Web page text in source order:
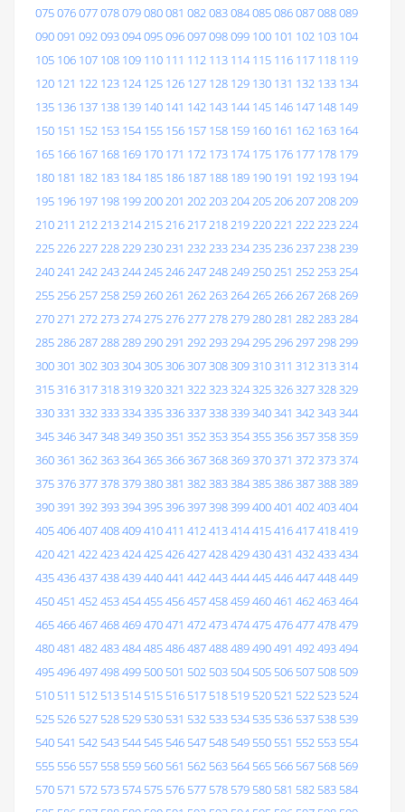
075076077078079080081 082083084085086087088089
090091 092093094095096097098099 100 101 102 103 104
105 106 107 108 109 110 111 112 113 114 115 116 117 118 119
120 121 122 123 124 125 126 127 128 129 130 131 132 133 134
135 136 137 138 139 140 141 142 143 144 145 146 147 148 149
150 151 152 153 154 155 156 157 158 159 160 161 162 163 164
165 166 167 168 169 170 171 172 173 174 175 176 177 178 179
180 181 182 183 184 185 186 187 188 189 190 191 192 193 194
195 196 197 198 199200201 202203204205206207208209
210211 212213214215216217218219220221 222223224
225226227228229230231 232233234235236237238239
240241 242243244245246247248249250251 252253254
255256257258259260261 262263264265266267268269
270271 272273274275276277278279280281 282283284
285286287288289290291 292293294295296297298299
300301 302303304305306307308309310311 312313314
315316317318319320321 322323324325326327328329
330331 332333334335336337338339340341 342343344
345346347348349350351 352353354355356357358359
360361 362363364365366367368369370371 372373374
375376377378379380381 382383384385386387388389
390391 392393394395396397398399400401 402403404
405406407408409410411 412413414415416417418419
420421 422423424425426427428429430431 432433434
435436437438439440441 442443444445446447448449
450451 452453454455456457458459460461 462463464
465466467468469470471 472473474475476477478479
480481 482483484485486487488489490491 492493494
495496497498499 500 501 502 503 504 505 506 507 508 509
510 511 512 513 514 515 516 517 518 519 520 521 522 523 524
525 526 527 528 529 530 531 532 533 534 535 536 537 538 539
540 541 542 543 544 545 546 547 548 549 550 551 552 553 554
555 556 557 558 559 560 561 562 563 564 565 566 567 568 569
570 571 572 573 574 575 576 577 578 579 580 581 582 583 584